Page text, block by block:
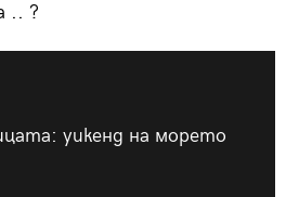
.. ?
уикенд на морето